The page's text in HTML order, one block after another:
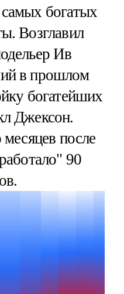
богатых
Возглавил
Ив
в прошлом
богатейших
Джексон.
месяцев после
90